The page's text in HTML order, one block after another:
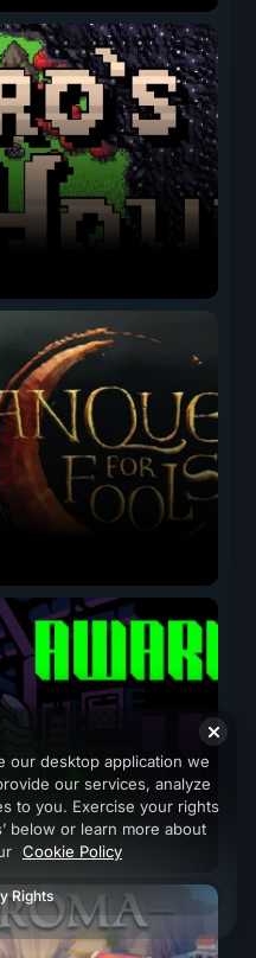
our desktop application we
our services, analyze
to you. Exercise your rights
below or learn more about
Cookie Policy
Rights